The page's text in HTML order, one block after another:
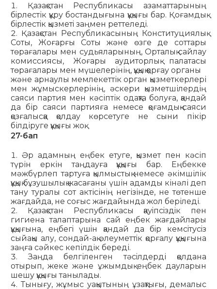
Қазақстан Республикасы азаматтарының
бiрлестік құру бостандығына құқығы бар. Қоғамдық
бiрлестiк қызметi заңмен реттеледi.
Қазақстан Республикасының Конституциялық
Соты, Жоғарғы Соты және өзге де соттары
төрағалары мен судьяла­рының, Орталық сайлау
комиссиясы, Жоғары аудиторлық палатасы
төрағалары мен мүшелерінің, құқық қорғау орга­ны
және арнаулы мемлекеттік орган қызметкерлері
мен жұмыс­керлерінің, әскери қызметшілердің
саяси партия мен кәсіптік одақта болуға, қандай
да бір саяси партияға немесе қоғамдық-саяси
қозғалысқа қолдау көрсетуге не сыни пікір
білдіруге құқығы жоқ.
27-бап
Әр адамның еңбек етуге, қызмет пен кәсіп
түрін еркін таңдауға құқығы бар. Еңбекке
мәжбүрлеп тартуға қылмыстық немесе әкімшілік
құқық бұзушылық жасағаны үшін адамды кінәлі деп
тану туралы сот актісінің негізінде, не төтенше
жағдайда, не соғыс жағдайында жол беріледі.
Қазақстан Республикасы қауiпсiздiк пен
гигиена талаптарына сай еңбек жағдайлары
құқығына, еңбегi үшiн қандай да бiр кемсiтусiз
сыйақы алу, сондай-ақ әлеуметтiк қорғалу құқығына
заңға сәйкес кепілдік береді.
Заңда белгіленген тәсiлдерді қолдана
отырып, жеке және ұжымдық еңбек дауларын
шешу құқығы танылады.
Тынығу, жұмыс уақытының ұзақтығы, демалыс